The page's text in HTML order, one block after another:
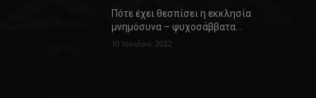
Πότε έχει θεσπίσει η εκκλησία
μνημόσυνα – ψυχοσάββατα…
10 Ιουνίου, 2022